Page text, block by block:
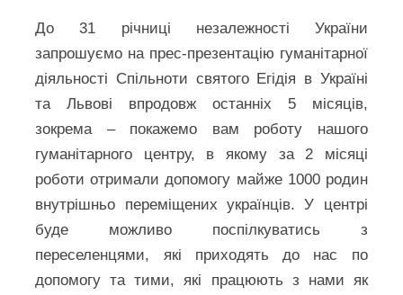
До 31 річниці незалежності України
запрошуємо на прес-презентацію гуманітарної
діяльності Спільноти святого Егідія в Україні
та Львові впродовж останніх 5 місяців,
зокрема – покажемо вам роботу нашого
гуманітарного центру, в якому за 2 місяці
роботи отримали допомогу майже 1000 родин
внутрішньо переміщених українців. У центрі
буде можливо поспілкуватись з
переселенцями, які приходять до нас по
допомогу та тими, які працюють з нами як